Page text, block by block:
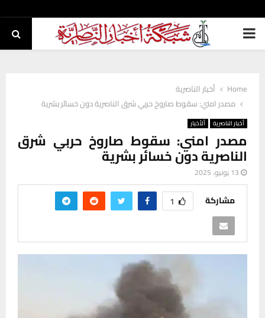
PRIMARY
Home
أخبار الناصرية
مصدر امني: سقوط صاروخ حربي شرق الناصرية دون خسائر بشرية
أخبار الناصرية ألأخبار
مصدر امني: سقوط صاروخ حربي شرق
الناصرية دون خسائر بشرية
13 يونيو، 2025
مشاركة 1